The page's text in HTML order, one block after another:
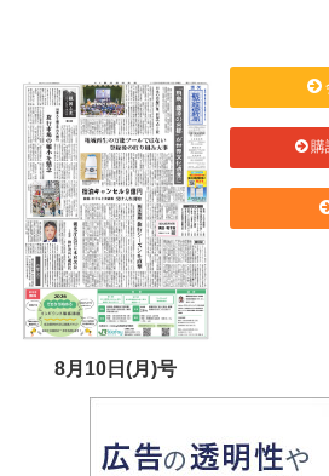
8月10日(月)号
購